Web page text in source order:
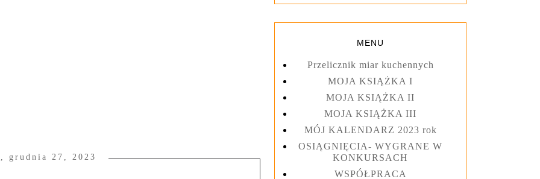
grudnia 27, 2023
MENU
Przelicznik miar kuchennych
MOJA KSIĄŻKA I
MOJA KSIĄŻKA II
MOJA KSIĄŻKA III
MÓJ KALENDARZ 2023 rok
OSIĄGNIĘCIA- WYGRANE W
KONKURSACH
WSPÓŁPRACA